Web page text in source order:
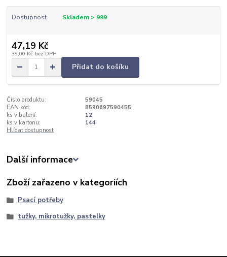
Dostupnost Skladem > 999
47,19 Kč
39,00 Kč bez DPH
Přidat do košíku
Číslo produktu:
59045
EAN kód:
8590697590455
ks v balení:
12
ks v kartonu:
144
Hlídat dostupnost
Další informace
Zboží zařazeno v kategoriích
Psací potřeby
tužky, mikrotužky, pastelky